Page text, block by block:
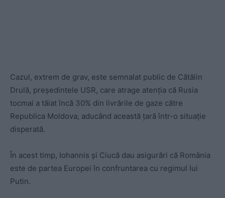
Cazul, extrem de grav, este semnalat public de Cătălin
Drulă, președintele USR, care atrage atenția că Rusia
tocmai a tăiat încă 30% din livrările de gaze către
Republica Moldova, aducând această țară într-o situație
disperată.
În acest timp, Iohannis și Ciucă dau asigurări că România
este de partea Europei în confruntarea cu regimul lui
Putin.